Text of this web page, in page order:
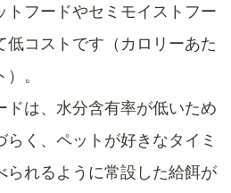
トフードやセミモイストフー
低コストです（カロリーあた
）。
ドは、水分含有率が低いため
らく、ペットが好きなタイミ
られるように常設した給餌が